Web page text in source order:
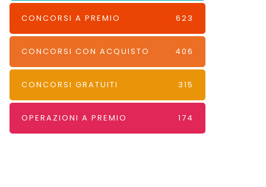
CONCORSI A PREMIO 623
CONCORSI CON ACQUISTO 406
CONCORSI GRATUITI 315
OPERAZIONI A PREMIO 174